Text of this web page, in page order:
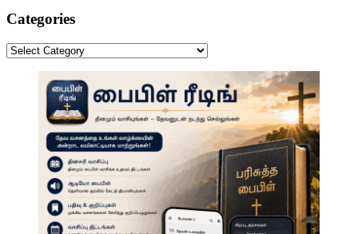
results
Categories
Categories